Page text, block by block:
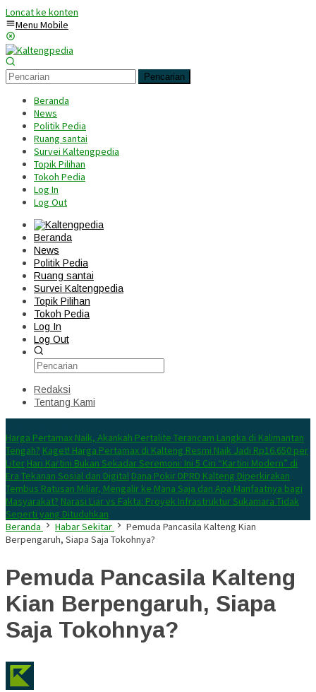
Loncat ke konten
Menu Mobile
Pencarian
Beranda
News
Politik Pedia
Ruang santai
Survei Kaltengpedia
Topik Pilihan
Tokoh Pedia
Log In
Log Out
Beranda
News
Politik Pedia
Ruang santai
Survei Kaltengpedia
Topik Pilihan
Tokoh Pedia
Log In
Log Out
Redaksi
Tentang Kami
Harga Pertamax Naik, Akankah Pertalite Terancam Langka di Kalimantan
Tengah? Kaget! Harga Pertamax di Kalteng Resmi Naik Jadi Rp16.650 per
Liter Hari Kartini Bukan Sekadar Seremoni: Ini 5 Ciri “Kartini Modern” di
Era Tekanan Sosial dan Digital Dana Pokir DPRD Kalteng Diperkirakan
Tembus Ratusan Miliar, Mengalir ke Mana Saja dan Apa Manfaatnya bagi
Masyarakat? Narasi Liar vs Fakta: Proyek Infrastruktur Sukamara Tidak
Seperti yang Dituduhkan
Beranda
Habar Sekitar
Pemuda Pancasila Kalteng Kian
Berpengaruh, Siapa Saja Tokohnya?
Pemuda Pancasila Kalteng
Kian Berpengaruh, Siapa
Saja Tokohnya?